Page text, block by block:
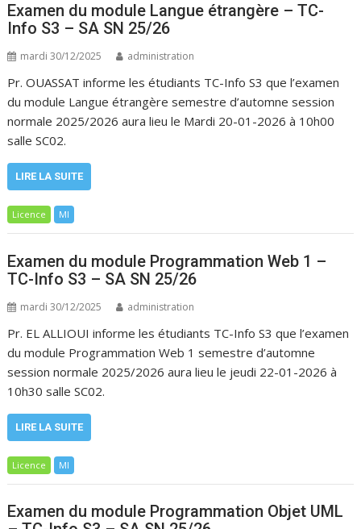
Examen du module Langue étrangère – TC-
Info S3 – SA SN 25/26
mardi 30/12/2025 administration
Pr. OUASSAT informe les étudiants TC-Info S3 que l’examen
du module Langue étrangère semestre d’automne session
normale 2025/2026 aura lieu le Mardi 20-01-2026 à 10h00
salle SC02.
LIRE LA SUITE
Licence MI
Examen du module Programmation Web 1 –
TC-Info S3 – SA SN 25/26
mardi 30/12/2025 administration
Pr. EL ALLIOUI informe les étudiants TC-Info S3 que l’examen
du module Programmation Web 1 semestre d’automne
session normale 2025/2026 aura lieu le jeudi 22-01-2026 à
10h30 salle SC02.
LIRE LA SUITE
Licence MI
Examen du module Programmation Objet UML